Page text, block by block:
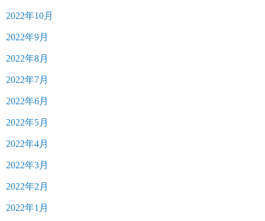
2022年10月
2022年9月
2022年8月
2022年7月
2022年6月
2022年5月
2022年4月
2022年3月
2022年2月
2022年1月